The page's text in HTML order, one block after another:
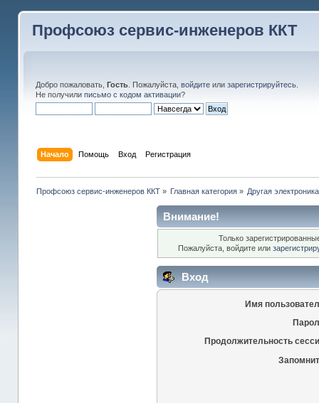
Профсоюз сервис-инженеров ККТ
Добро пожаловать, Гость. Пожалуйста, войдитеили зарегистрируйтесь.
Не получили письмо с кодом активации?
Начало Помощь Вход Регистрация
Профсоюз сервис-инженеров ККТ» Главная категория » Другая электроника
Внимание!
Только
Пожалуйста, войдите или
Вход
Имя
Продолжительность